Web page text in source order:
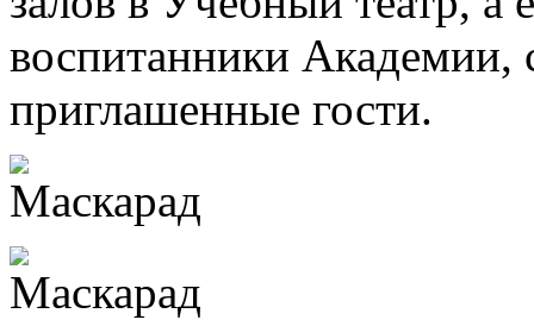
воспитанники Академии,
приглашенные гости.